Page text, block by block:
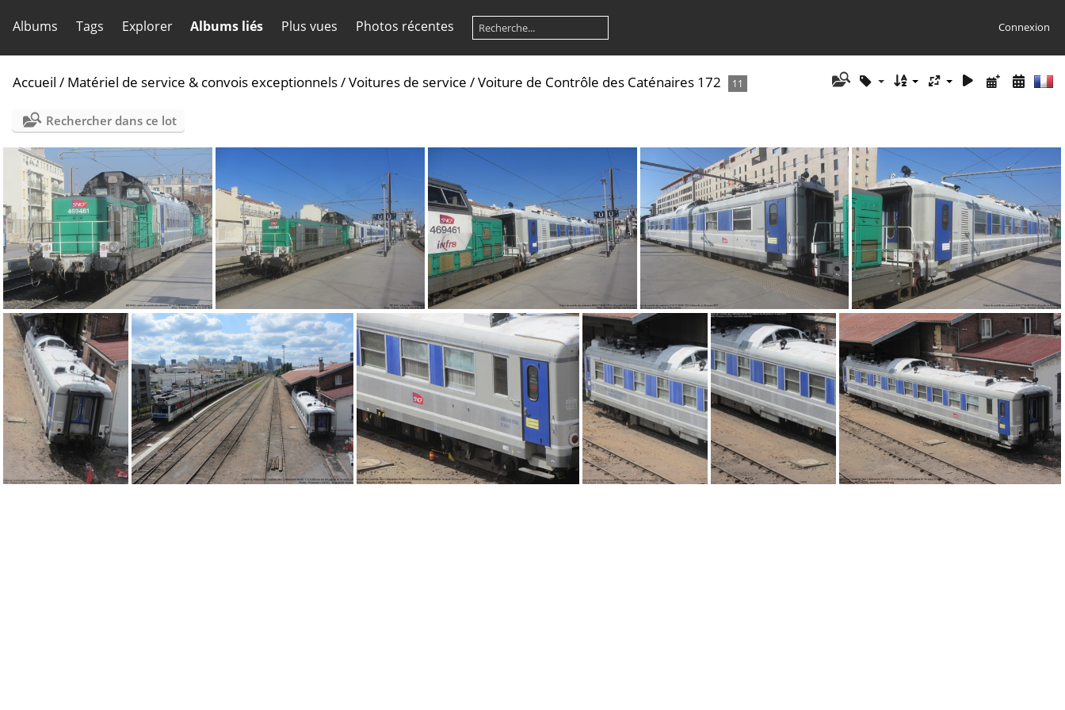
Albums Tags Explorer Albums liés Plus vues Photos récentes Connexion
Accueil / Matériel de service & convois exceptionnels/Voitures de service /Voiture de Contrôle des Caténaires 172 11
Rechercher dans ce lot
IMG 4356 IMG 4375 IMG 4374 IMG 4370 IMG 4359